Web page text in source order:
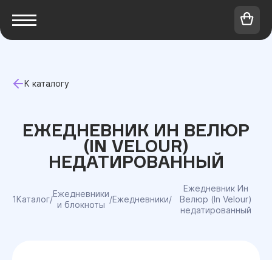
К каталогу
ЕЖЕДНЕВНИК ИН ВЕЛЮР
(IN VELOUR)
НЕДАТИРОВАННЫЙ
1Каталог/
Ежедневники
и блокноты
/Ежедневники/
Ежедневник Ин
Велюр (In Velour)
недатированный